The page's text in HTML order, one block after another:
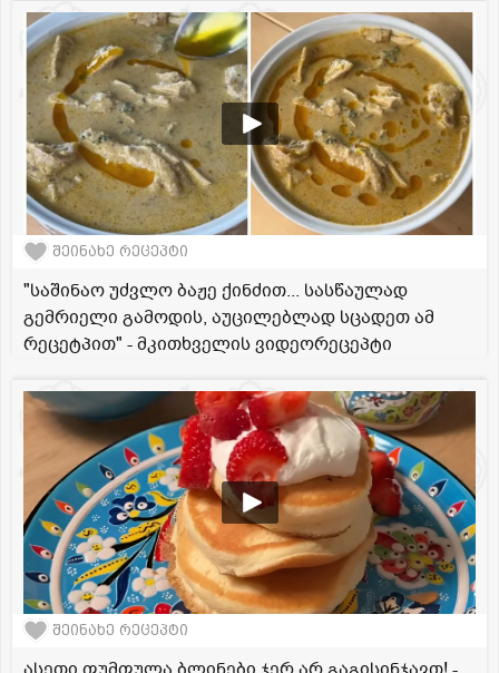
შეინახე რეცეპტი
"საშინაო უძვლო ბაჟე ქინძით... სასწაულად
გემრიელი გამოდის, აუცილებლად სცადეთ ამ
რეცეტპით" - მკითხველის ვიდეორეცეპტი
შეინახე რეცეპტი